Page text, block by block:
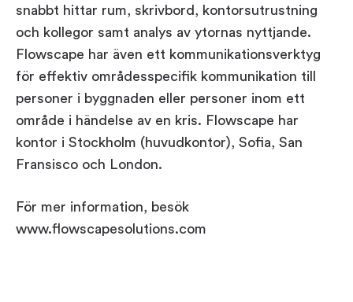
snabbt hittar rum, skrivbord, kontorsutrustning
och kollegor samt analys av ytornas nyttjande.
Flowscape har även ett kommunikationsverktyg
för effektiv områdesspecifik kommunikation till
personer i byggnaden eller personer inom ett
område i händelse av en kris. Flowscape har
kontor i Stockholm (huvudkontor), Sofia, San
Fransisco och London.
För mer information, besök
www.flowscapesolutions.com